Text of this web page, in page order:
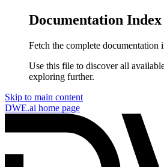
Documentation Index
Fetch the complete documentation
Use this file to discover all
exploring further.
Skip to main content
DWE.ai home page